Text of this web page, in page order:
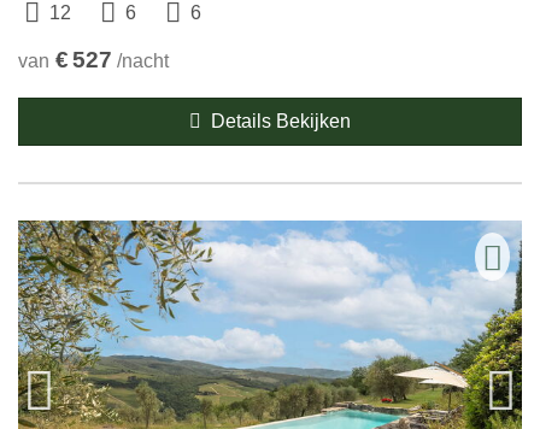
12 6 6
van €527 /nacht
Details Bekijken